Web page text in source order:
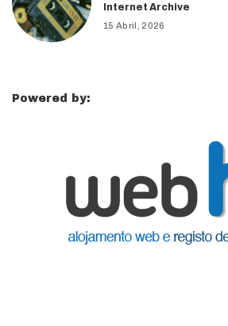
Internet Archive
15 Abril, 2026
Powered by: